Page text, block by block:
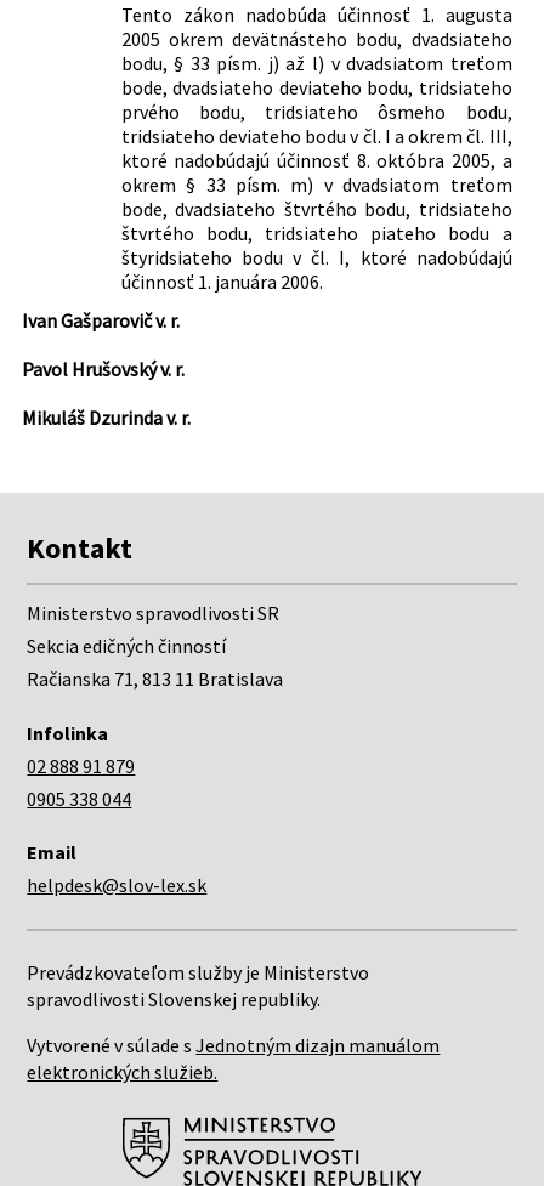
Tento zákon nadobúda účinnosť 1. augusta
2005 okrem devätnásteho bodu, dvadsiateho
bodu, § 33 písm. j) až l) v dvadsiatom treťom
bode, dvadsiateho deviateho bodu, tridsiateho
prvého bodu, tridsiateho ôsmeho bodu,
tridsiateho deviateho bodu v čl. I a okrem čl. III,
ktoré nadobúdajú účinnosť 8. októbra 2005, a
okrem § 33 písm. m) v dvadsiatom treťom
bode, dvadsiateho štvrtého bodu, tridsiateho
štvrtého bodu, tridsiateho piateho bodu a
štyridsiateho bodu v čl. I, ktoré nadobúdajú
účinnosť 1. januára 2006.
Ivan Gašparovič v. r.
Pavol Hrušovský v. r.
Mikuláš Dzurinda v. r.
Kontakt
Ministerstvo spravodlivosti SR
Sekcia edičných činností
Račianska 71, 813 11 Bratislava
Infolinka
02 888 91 879
0905 338 044
Email
helpdesk@slov-lex.sk
Prevádzkovateľom služby je Ministerstvo
spravodlivosti Slovenskej republiky.
Vytvorené v súlade sJednotným dizajn manuálom
elektronických služieb.